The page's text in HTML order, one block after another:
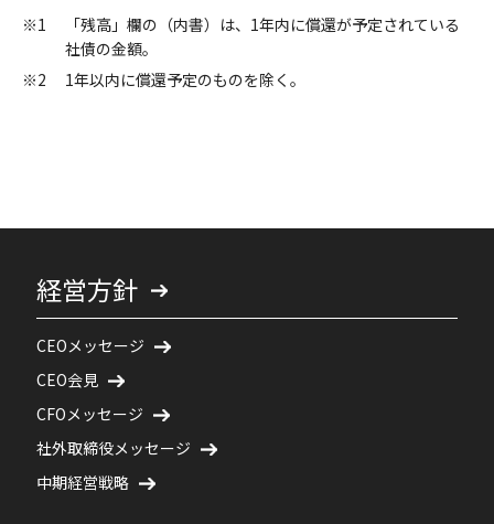
※1
「残高」欄の（内書）は、1年内に償還が予定されている
社債の金額。
※2
1年以内に償還予定のものを除く。
経営方針
CEOメッセージ
CEO会見
CFOメッセージ
社外取締役メッセージ
中期経営戦略